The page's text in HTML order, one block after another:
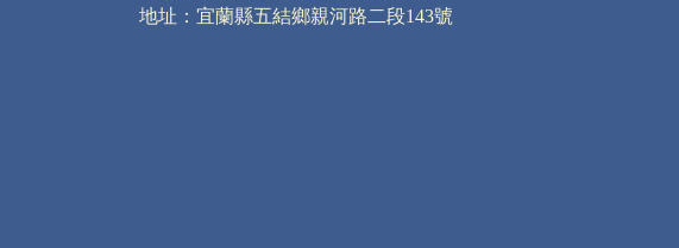
我們民宿前面可以停唷，或旁邊的路邊停車
地址：宜蘭縣五結鄉親河路二段143號